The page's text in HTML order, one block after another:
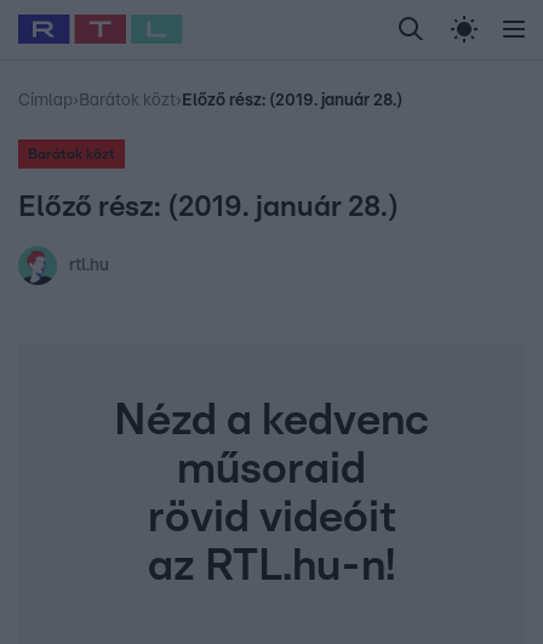
Legfrissebb RTL Híradó Randi Celeb vagyok,
Babits Marcella Most Wanted Gallusz
Címlap› Barátok közt› Előző rész: (2019. január 28.)
Barátok közt
Előző rész: (2019. január 28.)
rtl.hu
Nézd a kedvenc
műsoraid
rövid videóit
az RTL.hu-n!